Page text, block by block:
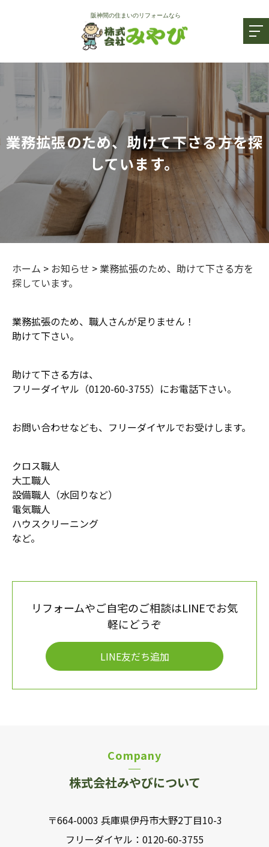
業務拡張のため、助けて下さる方を探
しています。
ホーム > お知らせ > 業務拡張のため、助けて下さる方を
探しています。
業務拡張のため、職人さんが足りません！
助けて下さい。
助けて下さる方は、
フリーダイヤル（0120-60-3755）にお電話下さい。
お問い合わせなども、フリーダイヤルでお受けします。
クロス職人
大工職人
設備職人（水回りなど）
電気職人
ハウスクリーニング
など。
リフォームやご自宅のご相談はLINEでお気
軽にどうぞ
LINE友だち追加
Company
株式会社みやびについて
〒664-0003 兵庫県伊丹市大野2丁目10-3
フリーダイヤル： 0120-60-3755